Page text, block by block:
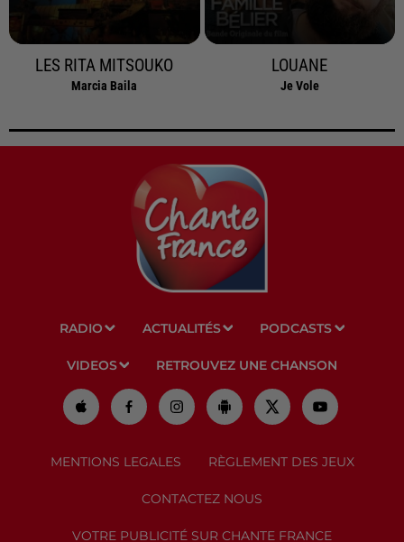
LES RITA MITSOUKO
Marcia Baila
LOUANE
Je Vole
RADIO ACTUALITÉS PODCASTS
VIDEOS RETROUVEZ UNE CHANSON
MENTIONS LEGALES RÈGLEMENT DES JEUX
CONTACTEZ NOUS
VOTRE PUBLICITÉ SUR CHANTE FRANCE